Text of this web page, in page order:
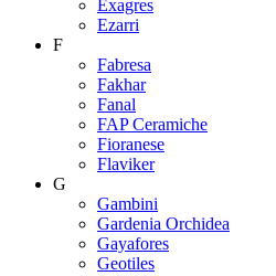
Exagres
Ezarri
F
Fabresa
Fakhar
Fanal
FAP Ceramiche
Fioranese
Flaviker
G
Gambini
Gardenia Orchidea
Gayafores
Geotiles